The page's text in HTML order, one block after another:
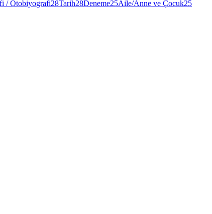
/ Otobiyografi28Tarih28Deneme25Aile/Anne ve Çocuk25